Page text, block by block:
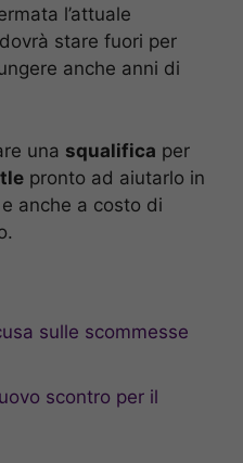
l’attuale
stare fuori per
anche anni di
una squalifica per
pronto ad aiutarlo in
anche a costo di
sulle scommesse
scontro per il